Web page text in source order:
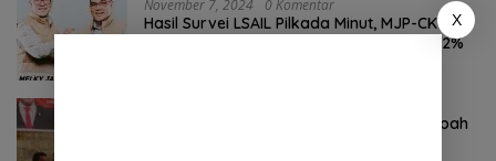
November 7, 2024 0 Komentar
Hasil Survei LSAIL Pilkada Minut, MJP-CK
46,74% Kalahkan Petahana JG-KWL 27,62%
Komitmen Tegas Legislator Natanael Pepah
X